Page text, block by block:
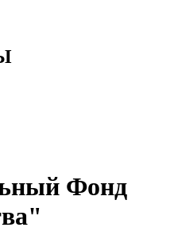
Фонд